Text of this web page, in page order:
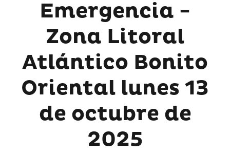
Emergencia -
Zona Litoral
Atlántico Bonito
Oriental lunes 13
de octubre de
2025